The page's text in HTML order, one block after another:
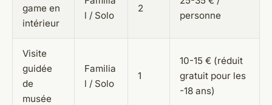
game en
intérieur
l / Solo
2
personne
Visite
guidée
de
musée
Familia
l / Solo
1
10-15 € (réduit
gratuit pour les
-18 ans)